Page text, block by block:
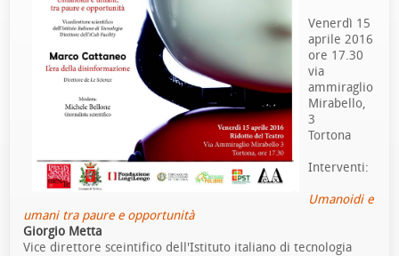
Venerdì 15
aprile 2016
ore 17.30
via
ammiraglio
Mirabello,
3
Tortona
Interventi:
Umanoidi e
umani tra paure e opportunità
Giorgio Metta
Vice direttore sceintifico dell'Istituto italiano di tecnologia